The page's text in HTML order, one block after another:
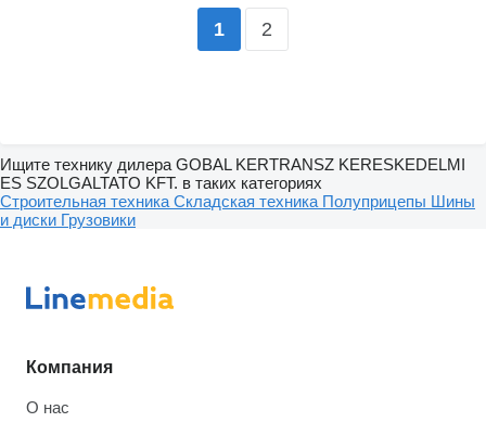
1 2
Ищите технику дилера GOBAL KERTRANSZ KERESKEDELMI
ES SZOLGALTATO KFT. в таких категориях
Строительная техника Складская техника Полуприцепы Шины
и диски Грузовики
Компания
О нас